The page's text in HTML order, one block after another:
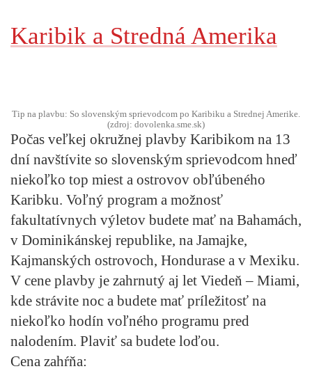
Karibik a Stredná Amerika
Tip na plavbu: So slovenským sprievodcom po Karibiku a Strednej Amerike.
(zdroj: dovolenka.sme.sk)
Počas veľkej okružnej plavby Karibikom na 13
dní navštívite so slovenským sprievodcom hneď
niekoľko top miest a ostrovov obľúbeného
Karibku. Voľný program a možnosť
fakultatívnych výletov budete mať na Bahamách,
v Dominikánskej republike, na Jamajke,
Kajmanských ostrovoch, Hondurase a v Mexiku.
V cene plavby je zahrnutý aj let Viedeň – Miami,
kde strávite noc a budete mať príležitosť na
niekoľko hodín voľného programu pred
nalodením. Plaviť sa budete loďou.
Cena zahŕňa: